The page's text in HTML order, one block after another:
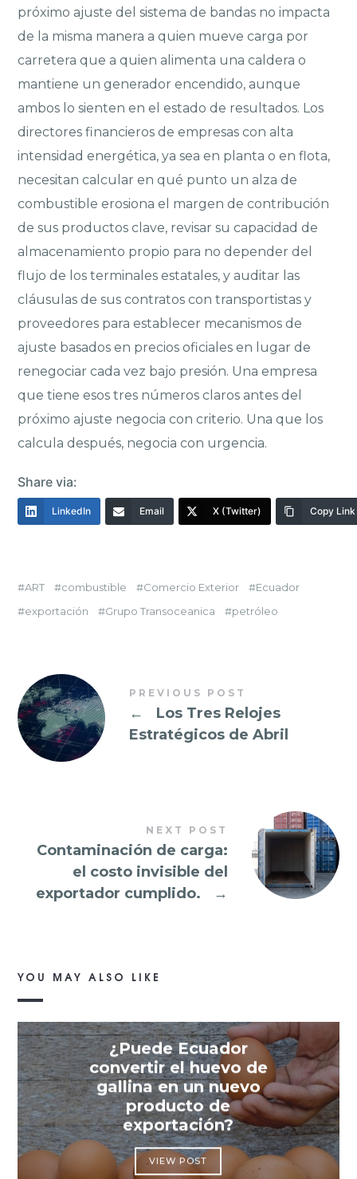
próximo ajuste del sistema de bandas no impacta
de la misma manera a quien mueve carga por
carretera que a quien alimenta una caldera o
mantiene un generador encendido, aunque
ambos lo sienten en el estado de resultados. Los
directores financieros de empresas con alta
intensidad energética, ya sea en planta o en flota,
necesitan calcular en qué punto un alza de
combustible erosiona el margen de contribución
de sus productos clave, revisar su capacidad de
almacenamiento propio para no depender del
flujo de los terminales estatales, y auditar las
cláusulas de sus contratos con transportistas y
proveedores para establecer mecanismos de
ajuste basados en precios oficiales en lugar de
renegociar cada vez bajo presión. Una empresa
que tiene esos tres números claros antes del
próximo ajuste negocia con criterio. Una que los
calcula después, negocia con urgencia.
Share via:
LinkedIn Email X (Twitter) Copy Link
ART combustible Comercio Exterior
Ecuador
exportación
Grupo Transoceanica petróleo
PREVIOUS POST
←
Los Tres Relojes
Estratégicos de Abril
NEXT POST
Contaminación de carga:
el costo invisible del
exportador cumplido.
→
YOU MAY ALSO LIKE
¿Puede Ecuador
convertir el huevo de
gallina en un nuevo
producto de
exportación?
VIEW POST